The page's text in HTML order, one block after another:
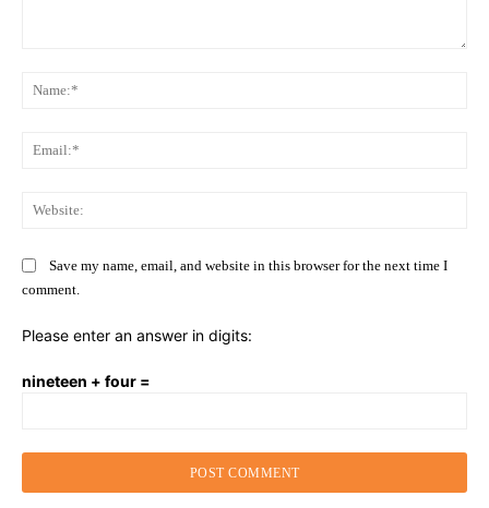
Save my name, email, and website in this browser for the next time I
comment.
Please enter an answer in digits:
nineteen + four =